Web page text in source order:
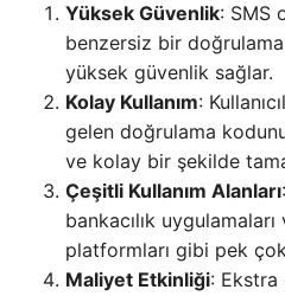
Yüksek Güvenlik: SMS
benzersiz bir
yüksek güvenlik sağlar.
Kolay Kullanım:
gelen doğrulama
ve kolay bir şekilde
Çeşitli Kullanım Alanları
bankacılık
platformları gibi pek
Maliyet Etkinliği: Ekstra